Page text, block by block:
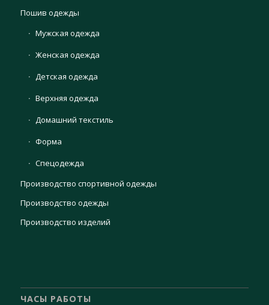
Пошив одежды
Мужская одежда
Женская одежда
Детская одежда
Верхняя одежда
Домашний текстиль
Форма
Спецодежда
Производство спортивной одежды
Производство одежды
Производство изделий
ЧАСЫ РАБОТЫ